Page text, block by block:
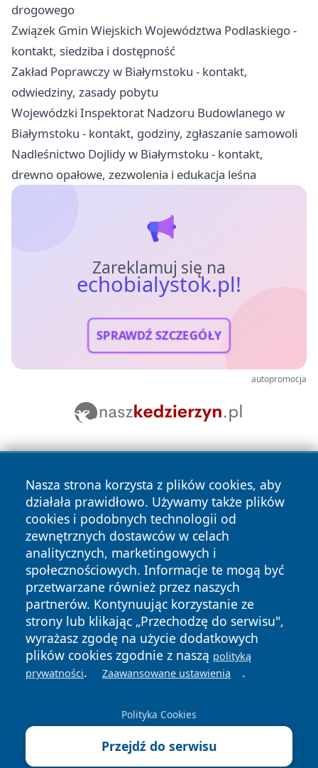
drogowego
Związek Gmin Wiejskich Województwa Podlaskiego -
kontakt, siedziba i dostępność
Zakład Poprawczy w Białymstoku - kontakt,
odwiedziny, zasady pobytu
Wojewódzki Inspektorat Nadzoru Budowlanego w
Białymstoku - kontakt, godziny, zgłaszanie samowoli
Nadleśnictwo Dojlidy w Białymstoku - kontakt,
drewno opałowe, zezwolenia i edukacja leśna
Zareklamuj się na
echobialystok.pl!
SPRAWDŹ SZCZEGÓŁY
autopromocja
Nasza strona korzysta z plików cookies, aby
działała prawidłowo. Używamy także plików
cookies i podobnych technologii od
zewnętrznych dostawców w celach
analitycznych, marketingowych i
społecznościowych. Informacje te mogą być
przetwarzane również przez naszych
partnerów. Kontynuując korzystanie ze
strony lub klikając „Przechodzę do serwisu",
wyrażasz zgodę na użycie dodatkowych
plików cookies zgodnie z naszą polityką
prywatności. Zaawansowane ustawienia .
Polityka Cookies
Przejdź do serwisu
Copyright © 2026 echobialystok.pl Wszystkie prawa
zastrzeżone.
News Autorzy
Polityka
Prywatności
Polityka
Cookies